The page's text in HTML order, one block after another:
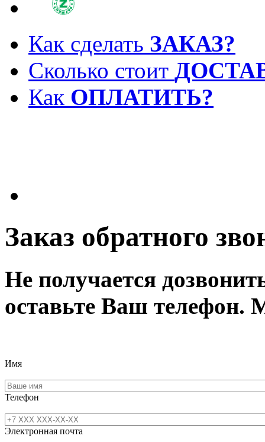
Как сделать ЗАКАЗ?
Сколько стоит
Как ОПЛАТИТЬ?
Заказ обратного
Не получается
оставьте Ваш
Имя
Телефон
Электронная почта